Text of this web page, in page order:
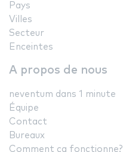
Pays
Villes
Secteur
Enceintes
A propos de nous
neventum dans 1 minute
Équipe
Contact
Bureaux
Comment ça fonctionne?